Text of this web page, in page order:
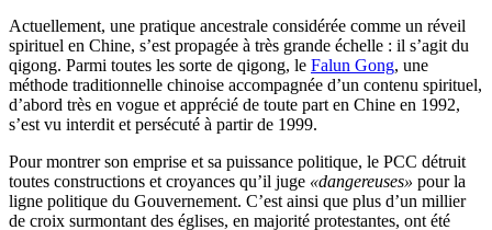
Actuellement, une pratique ancestrale considérée comme un réveil
spirituel en Chine, s’est propagée à très grande échelle : il s’agit du
qigong. Parmi toutes les sorte de qigong, le Falun Gong, une
méthode traditionnelle chinoise accompagnée d’un contenu spirituel,
d’abord très en vogue et apprécié de toute part en Chine en 1992,
s’est vu interdit et persécuté à partir de 1999.
Pour montrer son emprise et sa puissance politique, le PCC détruit
toutes constructions et croyances qu’il juge «dangereuses» pour la
ligne politique du Gouvernement. C’est ainsi que plus d’un millier
de croix surmontant des églises, en majorité protestantes, ont été